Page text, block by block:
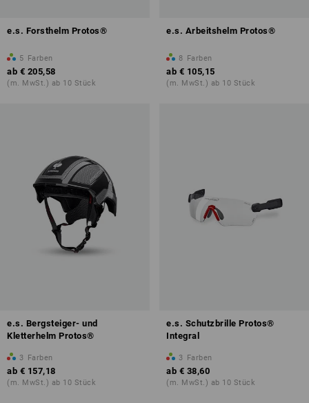
e.s. Forsthelm Protos®
5 Farben
ab € 205,58
(m. MwSt.) ab 10 Stück
e.s. Arbeitshelm Protos®
8 Farben
ab € 105,15
(m. MwSt.) ab 10 Stück
e.s. Bergsteiger- und
Kletterhelm Protos®
3 Farben
ab € 157,18
(m. MwSt.) ab 10 Stück
e.s. Schutzbrille Protos®
Integral
3 Farben
ab € 38,60
(m. MwSt.) ab 10 Stück